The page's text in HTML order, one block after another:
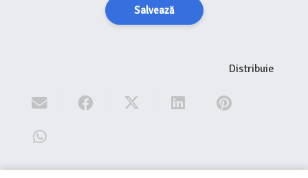
Salvează
Distribuie